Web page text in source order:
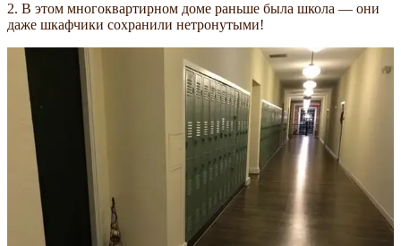
2. В этом многоквартирном доме раньше была школа — они
даже шкафчики сохранили нетронутыми!